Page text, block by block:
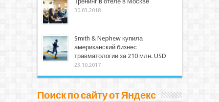
30.03.2018
Smith & Nephew купила
американский бизнес
травматологии за 210 млн. USD
23.10.2017
Поиск по сайту от Яндекс